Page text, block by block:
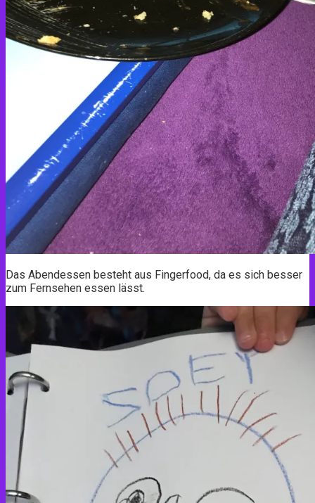
Das Abendessen besteht aus Fingerfood, da es sich besser
zum Fernsehen essen lässt.